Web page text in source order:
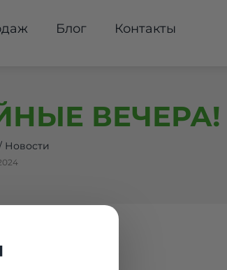
Блог Контакты
ВЕЧЕРА!
Новости